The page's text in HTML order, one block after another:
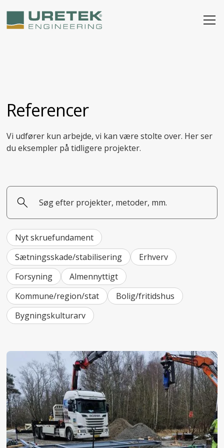
Referencer
Vi udfører kun arbejde, vi kan være stolte over. Her ser
du eksempler på tidligere projekter.
Nyt skruefundament
Sætningsskade/stabilisering
Erhverv
Forsyning
Almennyttigt
Kommune/region/stat
Bolig/fritidshus
Bygningskulturarv